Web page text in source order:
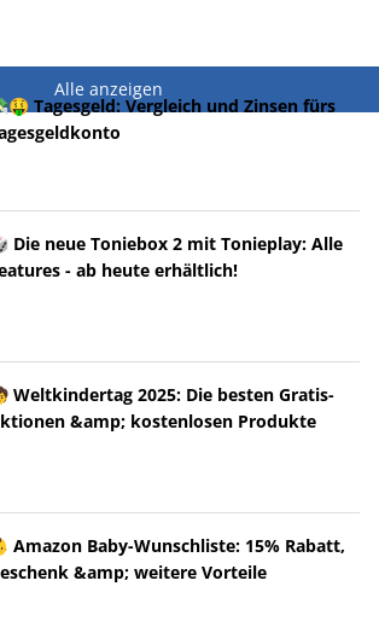
Alle anzeigen
Tagesgeld: Vergleich und Zinsen fürs
Die neue Toniebox 2 mit Tonieplay: Alle
- ab heute erhältlich!
Weltkindertag 2025: Die besten Gratis-
&amp; kostenlosen Produkte
Amazon Baby-Wunschliste: 15% Rabatt,
&amp; weitere Vorteile